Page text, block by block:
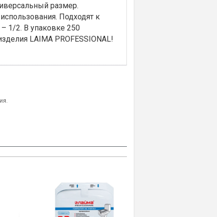
размер.
Подходят к
1/2. В упаковке 250
LAIMA PROFESSIONAL!